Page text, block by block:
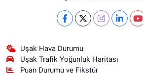
Uşak Hava Durumu
Uşak Trafik Yoğunluk Haritası
Puan Durumu ve Fikstür